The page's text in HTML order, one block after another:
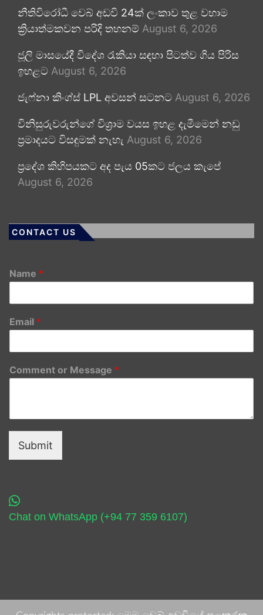
නීතිවිරෝධී වෙබ් අඩවි 24ක් ලංකාව තුළ වහාම
ක්‍රියාත්මකවන පරිදි තහනම් August 6, 2026
ජූලි මාසයේදී විදේශ රැකියා සඳහා පිටත්ව ගිය පිරිස
ඉහළට August 6, 2026
ජැෆ්නා කිංග්ස් LPL අවසන් සටනට August 6, 2026
විනිසුරුවරුන්ගේ විශ්‍රාම වයස ඉහළ දැමීමෙන් නඩු
ප්‍රමාදයට විසඳුමක් නැහැ August 6, 2026
ප්‍රදේශ කිහිපයකට අද පැය 05කට ජලය කැපේ
August 6, 2026
CONTACT US
Name *
Email *
Comment or Message *
Submit
Chat on WhatsApp (+94 77 359 6107)